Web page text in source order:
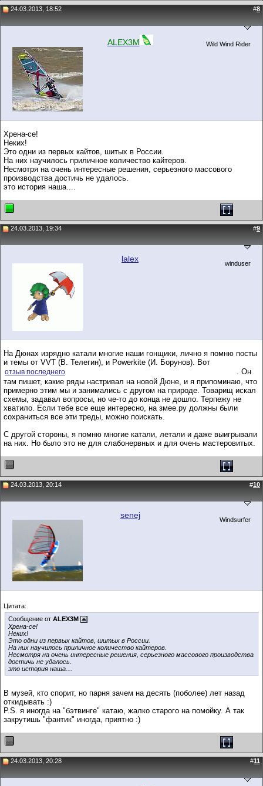
24.03.2013, 18:52 #8
ALEX3M Wild Wind Rider
Хрена-се!
Неких!
Это одни из первых кайтов, шитых в России.
На них научилось приличное количество кайтеров.
Несмотря на очень интересные решения, серьезного массового
производства достичь не удалось.
это история наша....
24.03.2013, 19:34 #9
lalex winduser
На Дюнах изрядно катали многие наши гонщики, лично я помню посты
и темы от VVT (В. Телегин), и Powerkite (И. Борунов). Вот
отзыв последнего
. Он
там пишет, какие ряды настривал на новой Дюне, и я припоминаю, что
примерно этим мы и занимались с другом на природе. Товарищ искал
схемы, задавал вопросы, но че-то до конца не дошло. Терпежу не
хватило. Если тебе все еще интересно, на змее.ру должны были
сохраниться все эти треды, можно поискать.
С другой стороны, я помню многие катали, летали и даже выигрывали
на них. Но было это не для слабонервных и для очень мастеровитых.
24.03.2013, 20:14 #10
senej Windsurfer
Цитата:
Сообщение от ALEX3M
Хрена-се!
Неких!
Это одни из первых кайтов, шитых в России.
На них научилось приличное количество кайтеров.
Несмотря на очень интересные решения, серьезного массового производства
достичь не удалось.
это история наша....
В музей, кто спорит, но парня зачем на десять (поболее) лет назад
откидывать :)
P.S. я иногда на "бэтвинге" катаю, жалко старого на помойку. А так
закрутишь "фантик" иногда, приятно :)
24.03.2013, 20:28 #11